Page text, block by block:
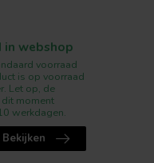
in webshop
voorraad
is op voorraad
Let op, de
moment
werkdagen.
Bekijken